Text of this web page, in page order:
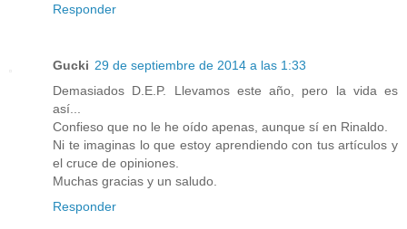
Responder
Gucki 29 de septiembre de 2014 a las 1:33
Demasiados D.E.P. Llevamos este año, pero la vida es
así...
Confieso que no le he oído apenas, aunque sí en Rinaldo.
Ni te imaginas lo que estoy aprendiendo con tus artículos y
el cruce de opiniones.
Muchas gracias y un saludo.
Responder